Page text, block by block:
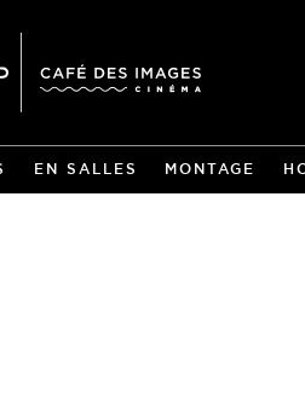
EN SALLES MONTAGE